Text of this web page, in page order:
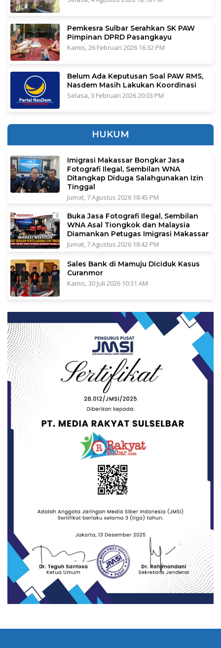
Pemkesra Sulbar Serahkan SK PAW
Pimpinan DPRD Pasangkayu
Kamis, 26 Februari 2026 16:32 PM
Belum Ada Keputusan Soal PAW RMS,
Nasdem Masih Lakukan Koordinasi
Selasa, 3 Februari 2026 20:03 PM
HUKUM
Imigrasi Makassar Bongkar Jasa
Fotografi Ilegal, Sembilan WNA
Ditangkap Diduga Salahgunakan Izin
Tinggal
Jumat, 7 Agustus 2026 18:45 PM
Buka Jasa Fotografi Ilegal, Sembilan
WNA Asal Tiongkok dan Malaysia
Diamankan Petugas Imigrasi Makassar
Jumat, 7 Agustus 2026 18:42 PM
Sales Bank di Mamuju Diciduk Kasus
Curanmor
Kamis, 30 Juli 2026 10:31 AM